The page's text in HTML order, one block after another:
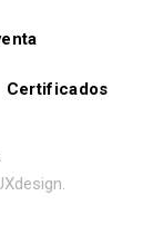
Certificados